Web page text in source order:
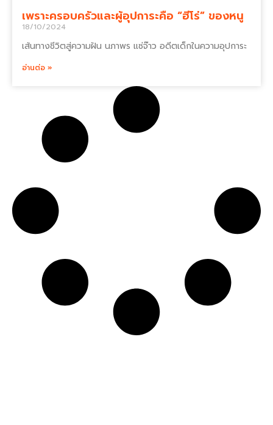
เพราะครอบครัวและผู้อุปการะคือ “ฮีโร่” ของหนู
18/10/2024
เส้นทางชีวิตสู่ความฝัน นภาพร แซ่จ๊าว อดีตเด็กในความอุปการะ
อ่านต่อ »